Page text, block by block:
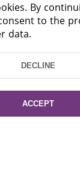
Ave. 116,
37 37
97 06
By
to the
data.
DECLINE
ACCEPT